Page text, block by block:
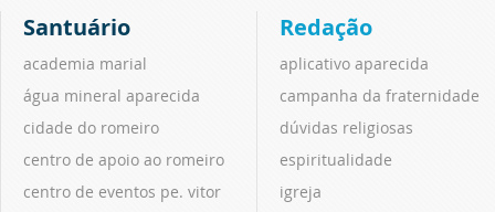
Santuário
academia marial
água mineral aparecida
cidade do romeiro
centro de apoio ao romeiro
centro de eventos pe. vitor
Redação
aplicativo aparecida
campanha da fraternidade
dúvidas religiosas
espiritualidade
igreja